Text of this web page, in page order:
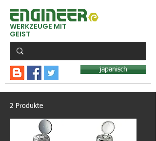
WERKZEUGE MIT
GEIST
japanisch
2 Produkte